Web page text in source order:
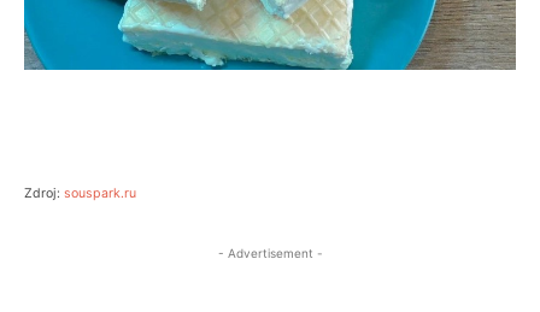
Zdroj: souspark.ru
- Advertisement -